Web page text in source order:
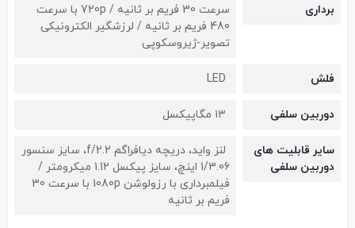
برداری
سرعت 30 فریم بر ثانیه / 720p با سرعت
480 فریم بر ثانیه / لرزشگیر الکترونیکی
تصویر-ژیروسکوپی
فلش LED
دوربین سلفی ۱۳ مگاپیکسل
سایر قابلیت های
دوربین سلفی
لنز واید، دریچه دیافراگم f/2.2، سایز سنسور
1/3.06 اینچ، سایز پیکسل 1.12 میکرومتر /
فیلمبرداری با رزولوشن 1080p با سرعت 30
فریم بر ثانیه